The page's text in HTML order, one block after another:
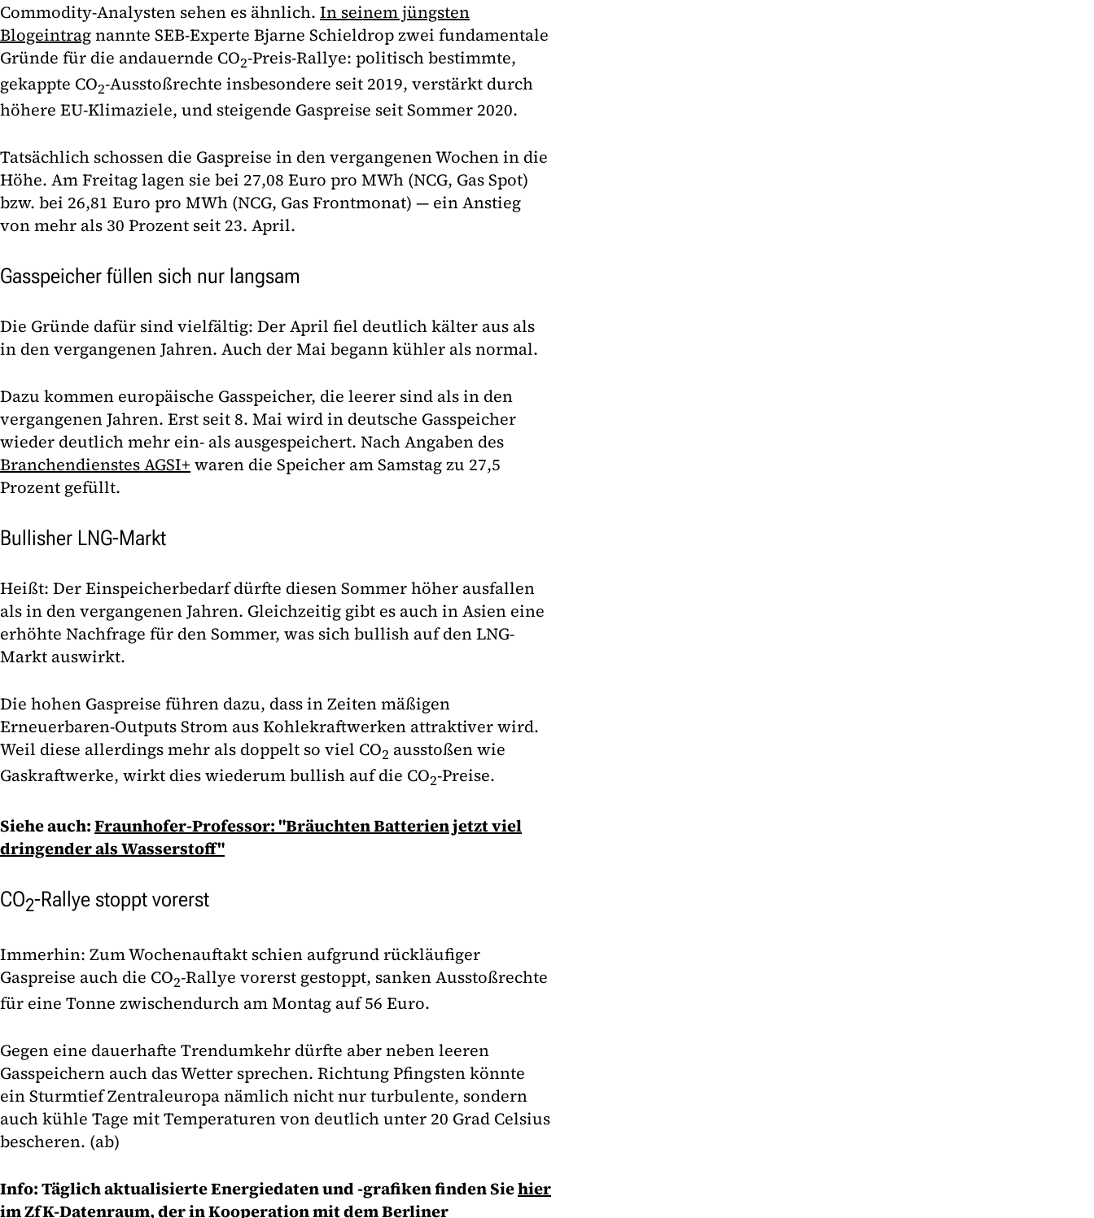
Commodity-Analysten sehen es ähnlich. In seinem jüngsten
Blogeintragnannte SEB-Experte Bjarne Schieldrop zwei fundamentale
Gründe für die andauernde CO2-Preis-Rallye: politisch bestimmte,
gekappte CO2-Ausstoßrechte insbesondere seit 2019, verstärkt durch
höhere EU-Klimaziele, und steigende Gaspreise seit Sommer 2020.
Tatsächlich schossen die Gaspreise in den vergangenen Wochen in die
Höhe. Am Freitag lagen sie bei 27,08 Euro pro MWh (NCG, Gas Spot)
bzw. bei 26,81 Euro pro MWh (NCG, Gas Frontmonat) — ein Anstieg
von mehr als 30 Prozent seit 23. April.
Gasspeicher füllen sich nur langsam
Die Gründe dafür sind vielfältig: Der April fiel deutlich kälter aus als
in den vergangenen Jahren. Auch der Mai begann kühler als normal.
Dazu kommen europäische Gasspeicher, die leerer sind als in den
vergangenen Jahren. Erst seit 8. Mai wird in deutsche Gasspeicher
wieder deutlich mehr ein- als ausgespeichert. Nach Angaben des
Branchendienstes AGSI+ waren die Speicher am Samstag zu 27,5
Prozent gefüllt.
Bullisher LNG-Markt
Heißt: Der Einspeicherbedarf dürfte diesen Sommer höher ausfallen
als in den vergangenen Jahren. Gleichzeitig gibt es auch in Asien eine
erhöhte Nachfrage für den Sommer, was sich bullish auf den LNG-
Markt auswirkt.
Die hohen Gaspreise führen dazu, dass in Zeiten mäßigen
Erneuerbaren-Outputs Strom aus Kohlekraftwerken attraktiver wird.
Weil diese allerdings mehr als doppelt so viel CO2 ausstoßen wie
Gaskraftwerke, wirkt dies wiederum bullish auf die CO2-Preise.
Siehe auch:Fraunhofer-Professor: "Bräuchten Batterien jetzt viel
dringender als Wasserstoff"
CO2-Rallye stoppt vorerst
Immerhin: Zum Wochenauftakt schien aufgrund rückläufiger
Gaspreise auch die CO2-Rallye vorerst gestoppt, sanken Ausstoßrechte
für eine Tonne zwischendurch am Montag auf 56 Euro.
Gegen eine dauerhafte Trendumkehr dürfte aber neben leeren
Gasspeichern auch das Wetter sprechen. Richtung Pfingsten könnte
ein Sturmtief Zentraleuropa nämlich nicht nur turbulente, sondern
auch kühle Tage mit Temperaturen von deutlich unter 20 Grad Celsius
bescheren. (ab)
Info: Täglich aktualisierte Energiedaten und -grafiken finden Siehier
im ZfK-Datenraum, der in Kooperation mit dem Berliner